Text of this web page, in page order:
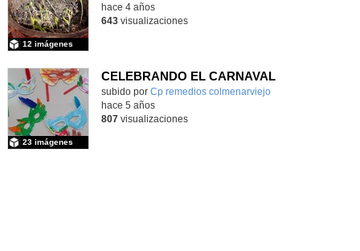
12 imágenes
hace 4 años
643visualizaciones
CELEBRANDO EL CARNAVAL
Contenido educativo.
subido por Cp remedios colmenarviejo
23 imágenes
-
hace 5 años
807visualizaciones